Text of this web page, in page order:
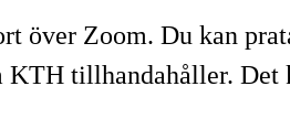
Zoom. Du kan
tillhandahåller.